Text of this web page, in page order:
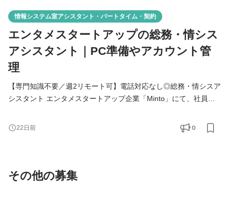
情報システム室アシスタント・パートタイム・契約
エンタメスタートアップの総務・情シス
アシスタント｜PC準備やアカウント管
理
【専門知識不要／週2リモート可】電話対応なし◎総務・情シスア
シスタント エンタメスタートアップ企業「Minto」にて、社員が
ださるメンバーを募集します！ ＼専門知識はなくても問題ありま
せん！／ 「業務上システムやクラウドツールを使ったことがあ
22日前 0
その他の募集